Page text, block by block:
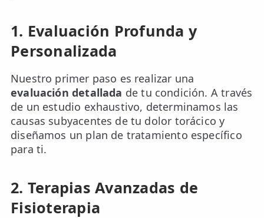
1. Evaluación Profunda y
Personalizada
Nuestro primer paso es realizar una
evaluación detallada de tu condición. A través
de un estudio exhaustivo, determinamos las
causas subyacentes de tu dolor torácico y
diseñamos un plan de tratamiento específico
para ti.
2. Terapias Avanzadas de
Fisioterapia